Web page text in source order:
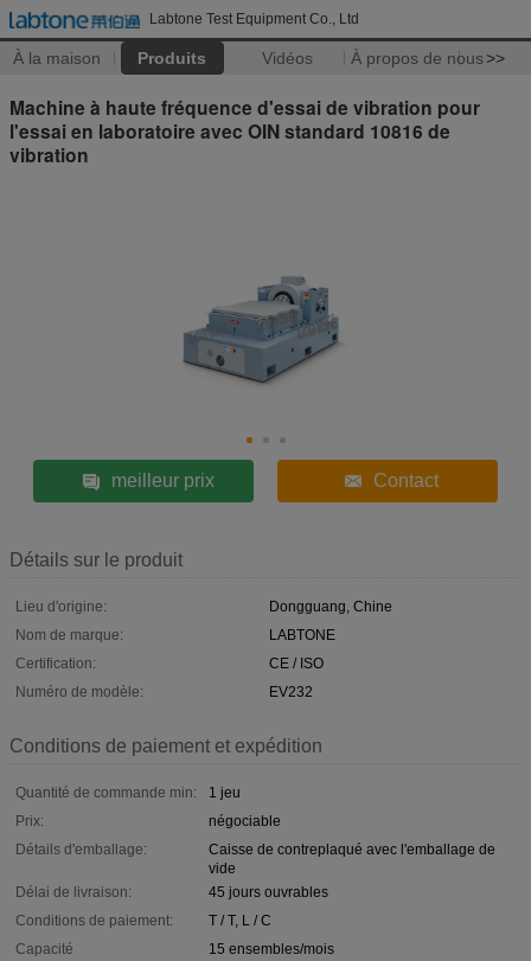
Labtone Test Equipment Co., Ltd
À la maison Produits Vidéos À propos de nous>>
Machine à haute fréquence d'essai de vibration pour
l'essai en laboratoire avec OIN standard 10816 de
vibration
meilleur prix Contact
Détails sur le produit
Lieu d'origine:
Dongguang, Chine
Nom de marque:
LABTONE
Certification:
CE / ISO
Numéro de modèle:
EV232
Conditions de paiement et expédition
Quantité de commande min:
1 jeu
Prix:
négociable
Détails d'emballage:
Caisse de contreplaqué avec l'emballage de
vide
Délai de livraison:
45 jours ouvrables
Conditions de paiement:
T / T, L / C
Capacité
15 ensembles/mois